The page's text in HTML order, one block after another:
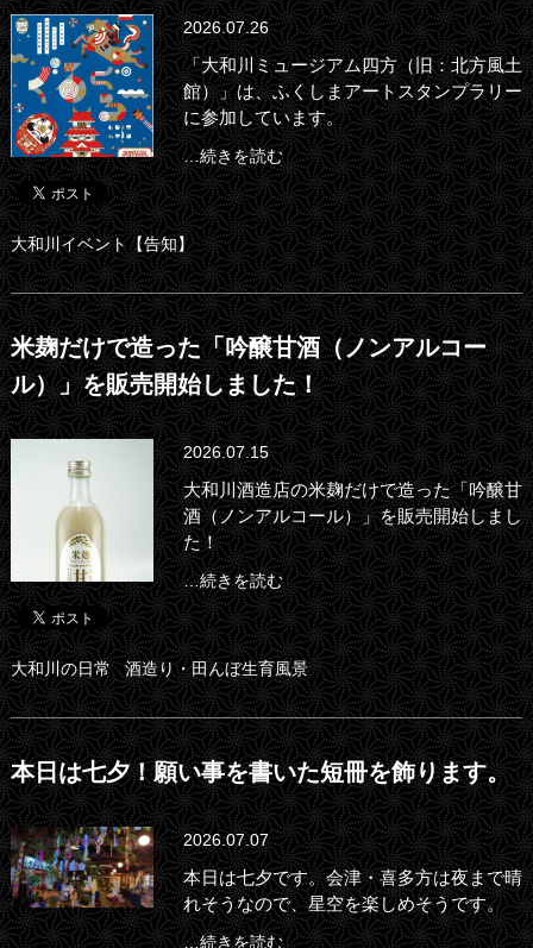
2026.07.26
「大和川ミュージアム四方（旧：北方風土
館）」は、ふくしまアートスタンプラリー
に参加しています。
…続きを読む
大和川イベント【告知】
米麹だけで造った「吟醸甘酒（ノンアルコー
ル）」を販売開始しました！
2026.07.15
大和川酒造店の米麹だけで造った「吟醸甘
酒（ノンアルコール）」を販売開始しまし
た！
…続きを読む
大和川の日常 酒造り・田んぼ生育風景
本日は七夕！願い事を書いた短冊を飾ります。
2026.07.07
本日は七夕です。会津・喜多方は夜まで晴
れそうなので、星空を楽しめそうです。
…続きを読む